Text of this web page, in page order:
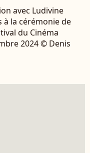
avec Ludivine
à la cérémonie de
du Cinéma
2024 © Denis